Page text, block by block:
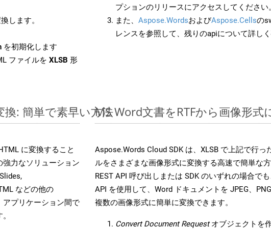
します。
を初期化します
ファイルを XLSB 形
プションのリリースにアクセスしてください。
また、 Aspose.WordsおよびAspose.Cellsの
レンスを参照して、残りのapiについて詳し
: 簡単で素早い方法
に変換すること
力なソリューション
などの他の
プリケーション間で
MS Word文書をRTFから画像形
Aspose.Words Cloud SDK は、XLSB で上記で行っ
ルをさまざまな画像形式に変換する高速で簡単な
REST API 呼び出しまたは SDK のいずれの場合で
API を使用して、Word ドキュメントを JPEG、
複数の画像形式に簡単に変換できます。
Convert Document Requestオブジェクトを